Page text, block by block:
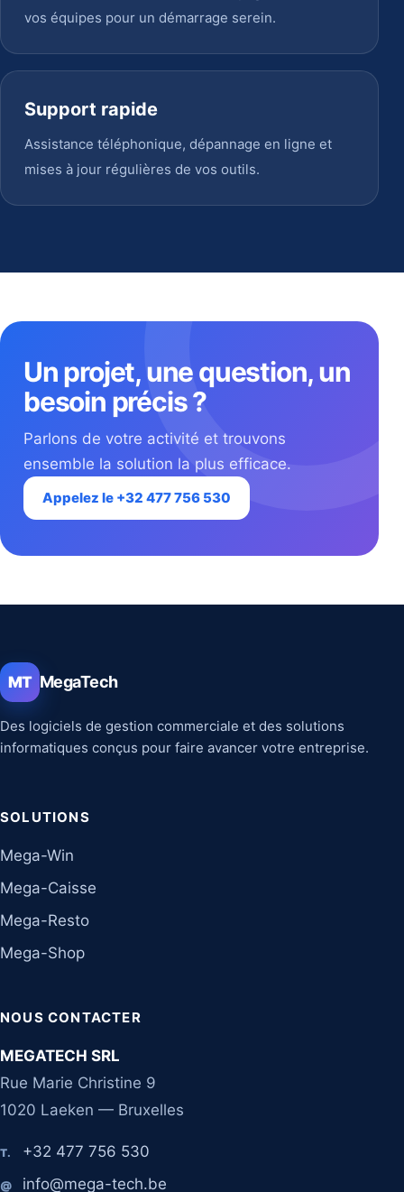
vos équipes pour un démarrage serein.
Support rapide
Assistance téléphonique, dépannage en ligne et
mises à jour régulières de vos outils.
Un projet, une question, un
besoin précis ?
Parlons de votre activité et trouvons
ensemble la solution la plus efficace.
Appelez le +32 477 756 530
MT MegaTech
Des logiciels de gestion commerciale et des solutions
informatiques conçus pour faire avancer votre entreprise.
SOLUTIONS
Mega-Win
Mega-Caisse
Mega-Resto
Mega-Shop
NOUS CONTACTER
MEGATECH SRL
Rue Marie Christine 9
1020 Laeken — Bruxelles
T. +32 477 756 530
@ info@mega-tech.be